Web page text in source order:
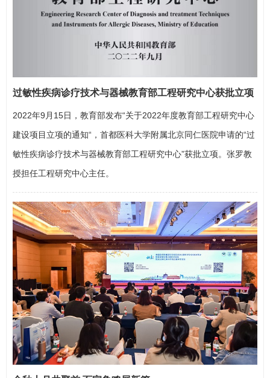
过敏性疾病诊疗技术与器械教育部工程研究中心获批立项
2022年9月15日，教育部发布“关于2022年度教育部工程研究中心
建设项目立项的通知“，首都医科大学附属北京同仁医院申请的“过
敏性疾病诊疗技术与器械教育部工程研究中心”获批立项。 张罗教
授担任工程研究中心主任。